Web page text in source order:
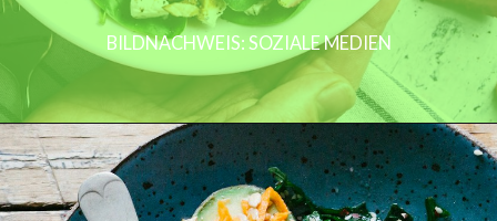
BILDNACHWEIS: SOZIALE MEDIEN